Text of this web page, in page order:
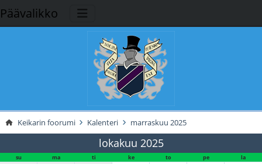
Päävalikko
Keikarin foorumi Kalenteri marraskuu 2025
lokakuu 2025
su ma ti ke to pe la